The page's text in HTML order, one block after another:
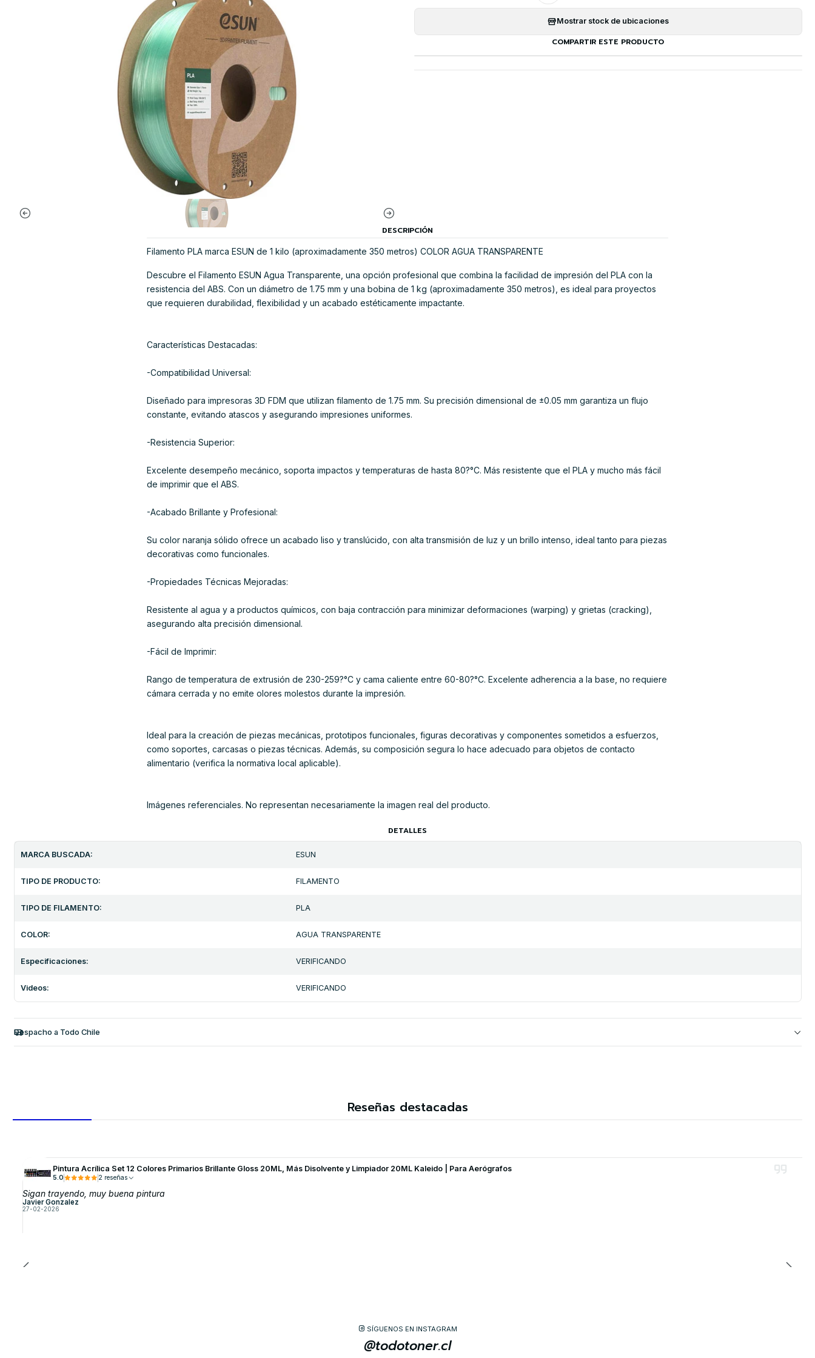
Mostrar stock de ubicaciones
COMPARTIR ESTE PRODUCTO
DESCRIPCIÓN
Filamento PLA marca ESUN de 1 kilo (aproximadamente 350 metros) COLOR AGUA TRANSPARENTE
Descubre el Filamento ESUN Agua Transparente, una opción profesional que combina la facilidad de impresión del PLA con la
resistencia del ABS. Con un diámetro de 1.75 mm y una bobina de 1 kg (aproximadamente 350 metros), es ideal para proyectos
que requieren durabilidad, flexibilidad y un acabado estéticamente impactante.
Características Destacadas:
-Compatibilidad Universal:
Diseñado para impresoras 3D FDM que utilizan filamento de 1.75 mm. Su precisión dimensional de ±0.05 mm garantiza un flujo
constante, evitando atascos y asegurando impresiones uniformes.
-Resistencia Superior:
Excelente desempeño mecánico, soporta impactos y temperaturas de hasta 80?°C. Más resistente que el PLA y mucho más fácil
de imprimir que el ABS.
-Acabado Brillante y Profesional:
Su color naranja sólido ofrece un acabado liso y translúcido, con alta transmisión de luz y un brillo intenso, ideal tanto para piezas
decorativas como funcionales.
-Propiedades Técnicas Mejoradas:
Resistente al agua y a productos químicos, con baja contracción para minimizar deformaciones (warping) y grietas (cracking),
asegurando alta precisión dimensional.
-Fácil de Imprimir:
Rango de temperatura de extrusión de 230-259?°C y cama caliente entre 60-80?°C. Excelente adherencia a la base, no requiere
cámara cerrada y no emite olores molestos durante la impresión.
Ideal para la creación de piezas mecánicas, prototipos funcionales, figuras decorativas y componentes sometidos a esfuerzos,
como soportes, carcasas o piezas técnicas. Además, su composición segura lo hace adecuado para objetos de contacto
alimentario (verifica la normativa local aplicable).
Imágenes referenciales. No representan necesariamente la imagen real del producto.
DETALLES
MARCA BUSCADA: ESUN
TIPO DE PRODUCTO: FILAMENTO
TIPO DE FILAMENTO: PLA
COLOR: AGUA TRANSPARENTE
Especificaciones: VERIFICANDO
Videos: VERIFICANDO
Despacho a Todo Chile
Reseñas destacadas
Pintura Acrílica Set 12 Colores Primarios Brillante Gloss 20ML, Más Disolvente y Limpiador 20ML Kaleido | Para Aerógrafos
5.0 2 reseñas
Sigan trayendo, muy buena pintura
Javier Gonzalez
27-02-2026
SÍGUENOS EN INSTAGRAM
@todotoner.cl